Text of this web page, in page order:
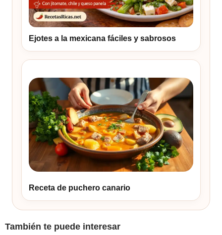
Ejotes a la mexicana fáciles y sabrosos
Receta de puchero canario
También te puede interesar